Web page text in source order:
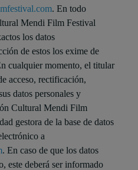
. En todo
Mendi Film Festival
los datos
de estos los exime de
cualquier momento, el titular
acceso, rectificación,
datos personales y
Cultural Mendi Film
gestora de la base de datos
a
. En caso de que los datos
este deberá ser informado